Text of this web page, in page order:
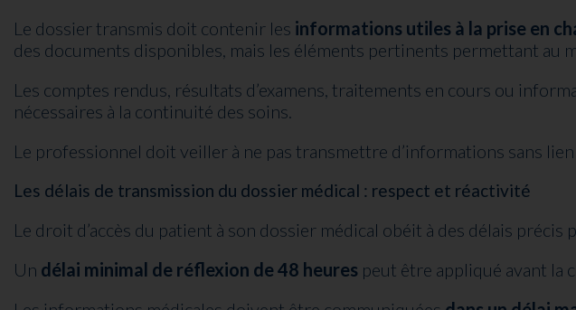
Le dossier transmis doit contenir les informations utiles à la prise en
des documents disponibles, mais les éléments pertinents permettant au
Les comptes rendus, résultats d’examens, traitements en cours ou
nécessaires à la continuité des soins.
Le professionnel doit veiller à ne pas transmettre d’informations sans lien
Les délais de transmission du dossier médical : respect et réactivité
Le droit d’accès du patient à son dossier médical obéit à des délais
Un délai minimal de réflexion de 48 heures peut être appliqué avant la